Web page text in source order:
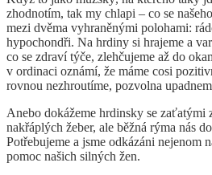
zhodnotím, tak my chlapi – co se
mezi dvěma vyhraněnými polohami:
hypochondři. Na hrdiny si hrajeme a
co se zdraví týče, zlehčujeme až do
v ordinaci oznámí, že máme cosi
rovnou nezhroutíme, pozvolna
Anebo dokážeme hrdinsky se zaťatými
nakřáplých žeber, ale běžná rýma nás
Potřebujeme a jsme odkázáni nejenom
pomoc našich silných žen.